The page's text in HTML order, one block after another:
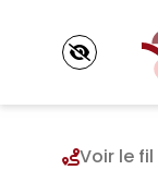
Voir le